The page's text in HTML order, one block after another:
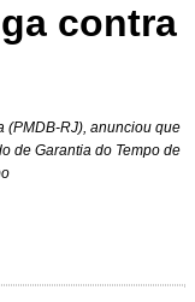
contra
(PMDB-RJ), anunciou que
de Garantia do Tempo de